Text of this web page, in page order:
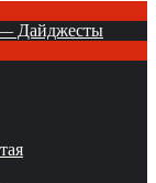
Дайджесты